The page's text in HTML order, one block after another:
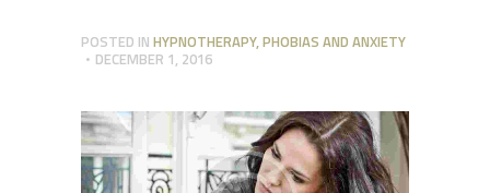
POSTED IN HYPNOTHERAPY,PHOBIAS AND ANXIETY
DECEMBER 1, 2016